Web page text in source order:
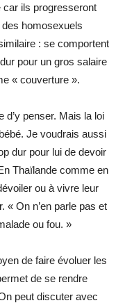
car ils progresseront
homosexuels
: se comportent
pour un gros salaire
« couverture ».
d’y penser. Mais la loi
Je voudrais aussi
dur pour lui de devoir
Thaïlande comme en
ou à vivre leur
« On n’en parle pas et
ou fou. »
de faire évoluer les
de se rendre
peut discuter avec